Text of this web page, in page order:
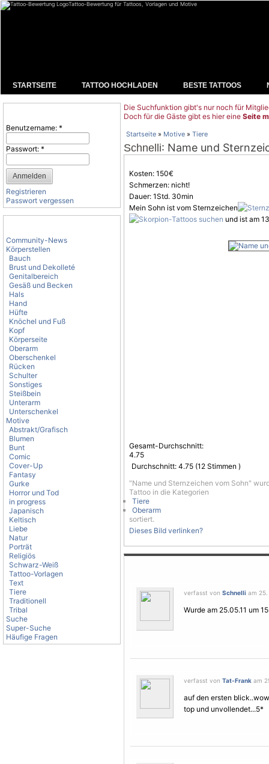
Tattoo-Bewertung für Tattoos, Vorlagen und Motive
STARTSEITE TATTOO HOCHLADEN BESTE TATTOOS
Benutzername: *
Passwort: *
Registrieren
Passwort vergessen
Community-News
Körperstellen
Bauch
Brust und Dekolleté
Genitalbereich
Gesäß und Becken
Hals
Hand
Hüfte
Knöchel und Fuß
Kopf
Körperseite
Oberarm
Oberschenkel
Rücken
Schulter
Sonstiges
Steißbein
Unterarm
Unterschenkel
Motive
Abstrakt/Grafisch
Blumen
Bunt
Comic
Cover-Up
Fantasy
Gurke
Horror und Tod
in progress
Japanisch
Keltisch
Liebe
Natur
Porträt
Religiös
Schwarz-Weiß
Tattoo-Vorlagen
Text
Tiere
Traditionell
Tribal
Suche
Super-Suche
Häufige Fragen
Die Suchfunktion gibt's nur noch für
Doch für die Gäste gibt es hier eine Seite
Startseite » Motive » Tiere
Schnelli: Name und
Kosten: 150€
Schmerzen: nicht!
Dauer: 1Std. 30min
Mein Sohn ist vom Sternzeichen
und ist am
Gesamt-Durchschnitt:
4.75
Durchschnitt: 4.75 (12 Stimmen )
"Name und Sternzeichen vom Sohn"
Tattoo in die Kategorien
Tiere
Oberarm
sortiert.
Dieses Bild verlinken?
verfasst von Schnelli am 25.
Wurde am 25.05.11 um
verfasst von Tat-Frank am
auf den ersten
top und unvollendet...5*